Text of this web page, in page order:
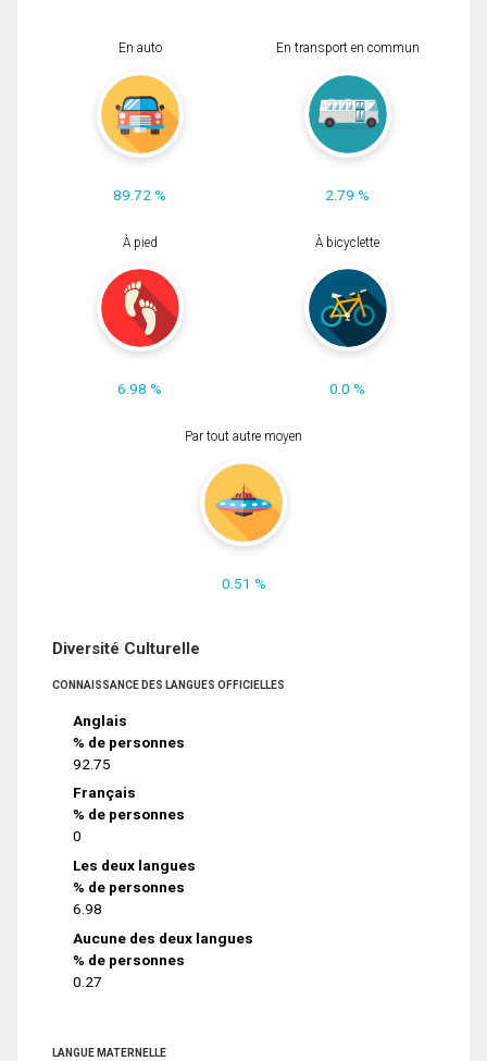
En auto
89.72 %
En transport en commun
2.79 %
À pied
6.98 %
À bicyclette
0.0 %
Par tout autre moyen
0.51 %
Diversité Culturelle
CONNAISSANCE DES LANGUES OFFICIELLES
Anglais
% de personnes
92.75
Français
% de personnes
0
Les deux langues
% de personnes
6.98
Aucune des deux langues
% de personnes
0.27
LANGUE MATERNELLE